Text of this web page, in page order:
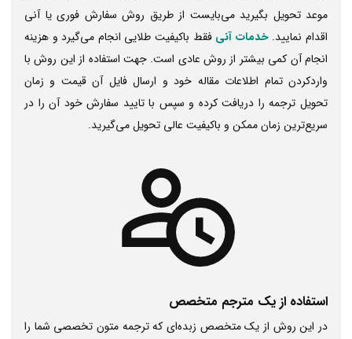
موعد تحویل بگیرید می‌بایست از طریق روش سفارش فوری یا آنی
اقدام نمایید.خدمات آنی فقط باکیفیت طلایی انجام می‌گیرد و هزینه
انجام آن کمی بیشتر از روش عادی است. جهت استفاده از این روش با
واردکردن تمام اطلاعات مقاله خود و ارسال فایل آن قیمت و زمان
تحویل ترجمه را دریافت کرده و سپس با تایید سفارش خود آن را در
سریع‌ترین زمان ممکن و باکیفیت عالی تحویل می‌گیرید.
استفاده از یک مترجم متخصص
در این روش از یک متخصص زبده‌ای که ترجمه متون تخصصی شما را